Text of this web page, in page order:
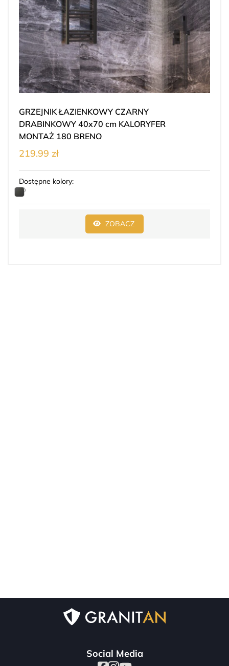
GRZEJNIK ŁAZIENKOWY CZARNY
DRABINKOWY 40x70 cm KALORYFER
MONTAŻ 180 BRENO
219.99 zł
Dostępne kolory:
ZOBACZ
Social Media